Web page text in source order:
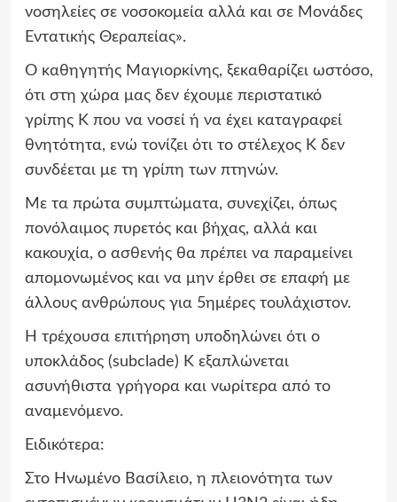
νοσηλείες σε νοσοκομεία αλλά και σε Μονάδες
Εντατικής Θεραπείας».
Ο καθηγητής Μαγιορκίνης, ξεκαθαρίζει ωστόσο,
ότι στη χώρα μας δεν έχουμε περιστατικό
γρίπης Κ που να νοσεί ή να έχει καταγραφεί
θνητότητα, ενώ τονίζει ότι το στέλεχος Κ δεν
συνδέεται με τη γρίπη των πτηνών.
Με τα πρώτα συμπτώματα, συνεχίζει, όπως
πονόλαιμος πυρετός και βήχας, αλλά και
κακουχία, ο ασθενής θα πρέπει να παραμείνει
απομονωμένος και να μην έρθει σε επαφή με
άλλους ανθρώπους για 5ημέρες τουλάχιστον.
Η τρέχουσα επιτήρηση υποδηλώνει ότι ο
υποκλάδος (subclade) Κ εξαπλώνεται
ασυνήθιστα γρήγορα και νωρίτερα από το
αναμενόμενο.
Ειδικότερα:
Στο Ηνωμένο Βασίλειο, η πλειονότητα των